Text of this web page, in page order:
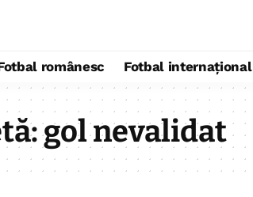
românesc Fotbal internațional
gol nevalidat